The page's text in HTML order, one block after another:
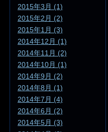
2015年3月 (1)
2015年2月 (2)
2015年1月 (3)
2014年12月 (1)
2014年11月 (2)
2014年10月 (1)
2014年9月 (2)
2014年8月 (1)
2014年7月 (4)
2014年6月 (2)
2014年5月 (3)